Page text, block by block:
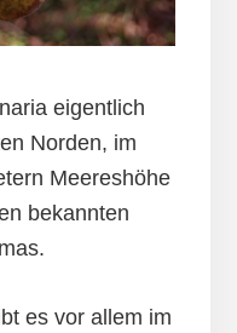
eigentlich
Norden, im
Meereshöhe
bekannten
es vor allem im